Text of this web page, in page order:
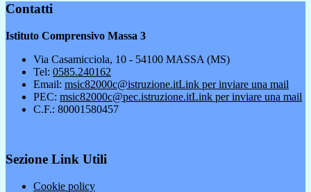
Contatti
Istituto Comprensivo Massa 3
Via Casamicciola, 10 - 54100 MASSA (MS)
Tel: 0585.240162
Email: msic82000c@istruzione.itLink per inviare una mail
PEC: msic82000c@pec.istruzione.itLink per inviare una mail
C.F.: 80001580457
Sezione Link Utili
Cookie policy